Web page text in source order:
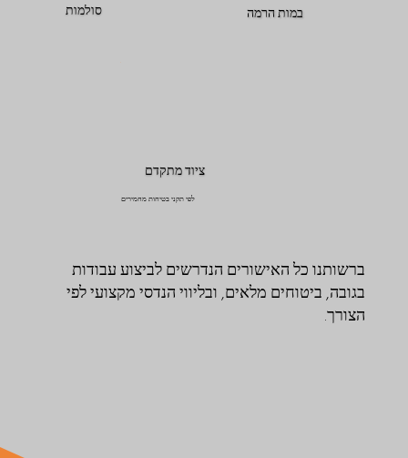
במות הרמה
ציוד מתקדם
לפי תקני בטיחות מחמירים
ברשותנו כל האישורים הנדרשים לביצוע עבודות
בגובה, ביטוחים מלאים, ובליווי הנדסי מקצועי לפי
הצורך.
סולמות